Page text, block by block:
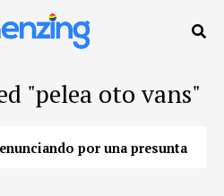
"pelea oto vans"
por una presunta